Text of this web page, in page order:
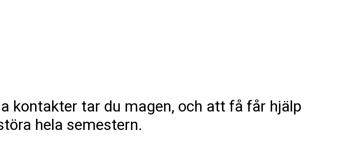
kontakter tar du magen, och att få får hjälp
hela semestern.